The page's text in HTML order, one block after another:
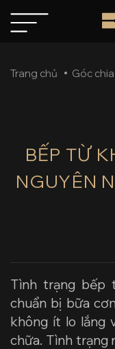
qua
Trang chủ Góc
BẾP TỪ
NGUYÊN
Tình trạng bếp
chuẩn bị bữa
không ít lo lắng
chữa. Tình trạng